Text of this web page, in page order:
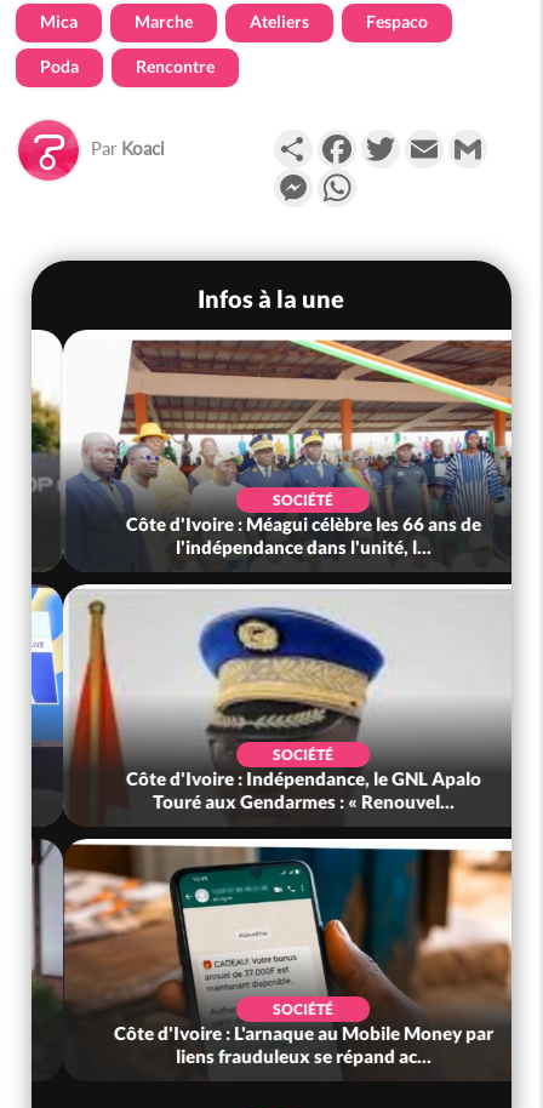
Mica Marche Ateliers Fespaco
Poda Rencontre
Par Koaci PartagerFacebookTwitterEmail
Messenger
Infos à la une
SOCIÉTÉ
Côte d'Ivoire : Leleblé, le Commandant
KOUAME Djahan Norbert, Nouveau Sous-...
SOCIÉTÉ
Côte d'Ivoire : Stocks résiduels de cacao, des
sociétés coopératives et ach...
POLITIQUE
Côte d'Ivoire : Diplomatie, Abidjan consolide
ses partenariats avec New Del...